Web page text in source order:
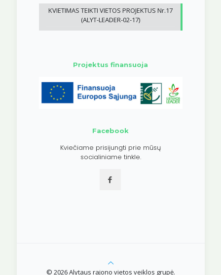
KVIETIMAS TEIKTI VIETOS PROJEKTUS Nr.17
(ALYT-LEADER-02-17)
Projektus finansuoja
Facebook
Kviečiame prisijungti prie mūsų
socialiniame tinkle.
© 2026 Alytaus rajono vietos veiklos grupė.